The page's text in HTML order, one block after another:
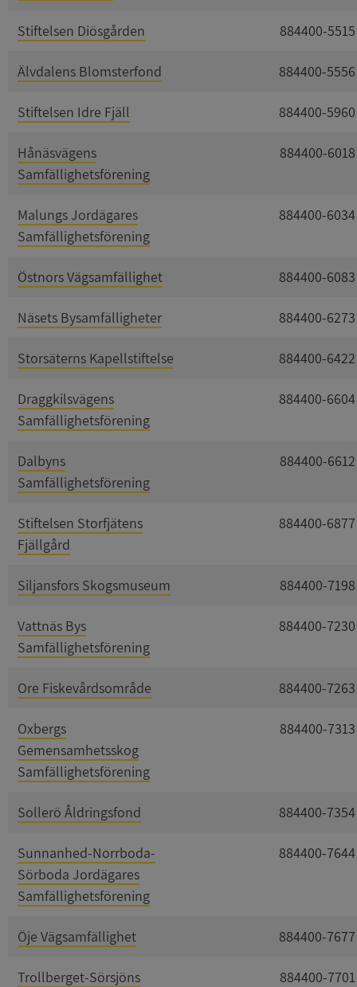
Stiftelsen Diösgården 884400-5515
Älvdalens Blomsterfond 884400-5556
Stiftelsen Idre Fjäll 884400-5960
Hånäsvägens
Samfällighetsförening
884400-6018
Malungs Jordägares
Samfällighetsförening
884400-6034
Östnors Vägsamfällighet 884400-6083
Näsets Bysamfälligheter 884400-6273
Storsäterns Kapellstiftelse 884400-6422
Draggkilsvägens
Samfällighetsförening
884400-6604
Dalbyns
Samfällighetsförening
884400-6612
Stiftelsen Storfjätens
Fjällgård
884400-6877
Siljansfors Skogsmuseum 884400-7198
Vattnäs Bys
Samfällighetsförening
884400-7230
Ore Fiskevårdsområde 884400-7263
Oxbergs
Gemensamhetsskog
Samfällighetsförening
884400-7313
Sollerö Åldringsfond 884400-7354
Sunnanhed-Norrboda-
Sörboda Jordägares
Samfällighetsförening
884400-7644
Öje Vägsamfällighet 884400-7677
Trollberget-Sörsjöns
884400-7701